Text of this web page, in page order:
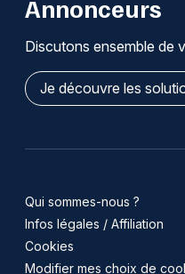
Annonceurs
Discutons ensemble de
Je découvre les
Qui sommes-nous ?
Infos légales / Affiliation
Cookies
Modifier mes choix de